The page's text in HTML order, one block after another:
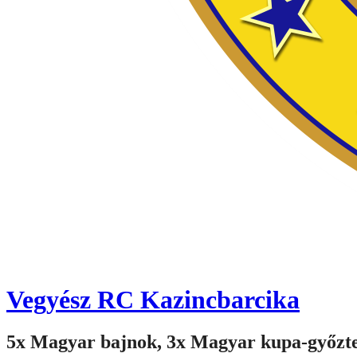
Vegyész RC Kazincbarcika
5x Magyar bajnok, 3x Magyar kupa-